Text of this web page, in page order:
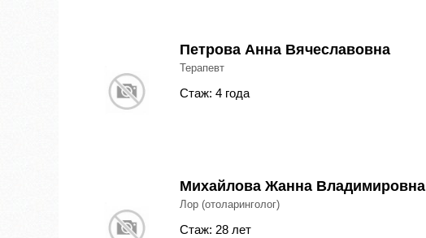
Петрова Анна Вячеславовна
Терапевт
Стаж: 4 года
Михайлова Жанна Владимировна
Лор (отоларинголог)
Стаж: 28 лет